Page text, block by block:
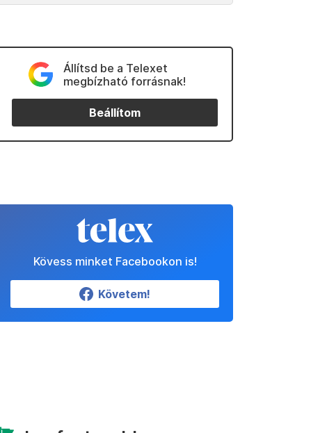
Állítsd be a Telexet
megbízható forrásnak!
Beállítom
Kövess minket Facebookon is!
Követem!